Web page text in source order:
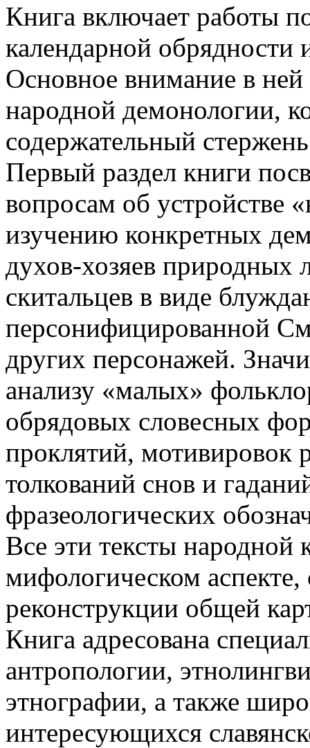
Книга включает работы
календарной
Основное внимание в ней
народной демонологии,
содержательный
Первый раздел книги
вопросам об устройстве
изучению конкретных
духов-хозяев природных
скитальцев в виде
персонифицированной
других персонажей.
анализу «малых»
обрядовых словесных
проклятий, мотивировок
толкований снов и
фразеологических
Все эти тексты народной
мифологическом
реконструкции общей
Книга адресована
антрополо­гии,
этнографии, а также
интересующихся